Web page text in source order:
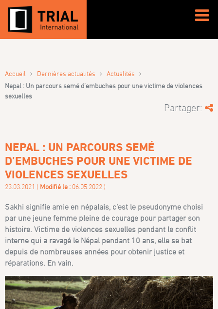
Accueil › Dernières actualités › Actualités ›
Nepal : Un parcours semé d’embuches pour une victime de violences
sexuelles
Partager:
NEPAL : UN PARCOURS SEMÉ
D’EMBUCHES POUR UNE VICTIME DE
VIOLENCES SEXUELLES
23.03.2021 ( Modifié le : 06.05.2022 )
Sakhi signifie amie en népalais, c’est le pseudonyme choisi
par une jeune femme pleine de courage pour partager son
histoire. Victime de violences sexuelles pendant le conflit
interne qui a ravagé le Népal pendant 10 ans, elle se bat
depuis de nombreuses années pour obtenir justice et
réparations. En vain.